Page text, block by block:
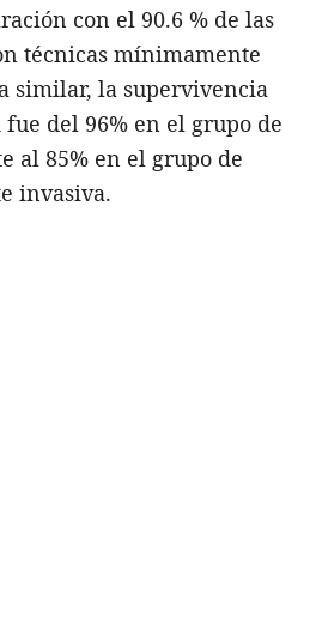
con el 90.6 % de las
técnicas mínimamente
similar, la supervivencia
del 96% en el grupo de
al 85% en el grupo de
invasiva.